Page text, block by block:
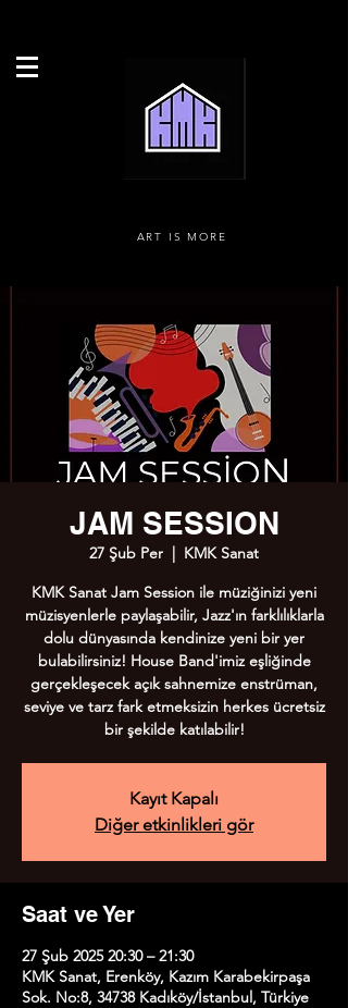
ART IS MORE
JAM SESSION
27 Şub Per
  |
KMK Sanat
KMK Sanat Jam Session ile müziğinizi yeni
müzisyenlerle paylaşabilir, Jazz'ın farklılıklarla
dolu dünyasında kendinize yeni bir yer
bulabilirsiniz! House Band'imiz eşliğinde
gerçekleşecek açık sahnemize enstrüman,
seviye ve tarz fark etmeksizin herkes ücretsiz
bir şekilde katılabilir!
Kayıt Kapalı
Diğer etkinlikleri gör
Saat ve Yer
27 Şub 2025 20:30 – 21:30
KMK Sanat, Erenköy, Kazım Karabekirpaşa
Sok. No:8, 34738 Kadıköy/İstanbul, Türkiye